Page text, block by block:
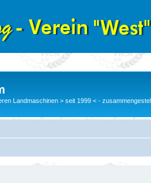
Landmaschinen > seit 1999 < -